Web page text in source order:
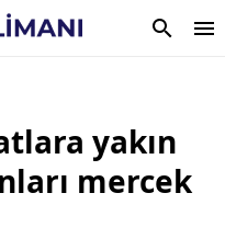
yakın
mercek